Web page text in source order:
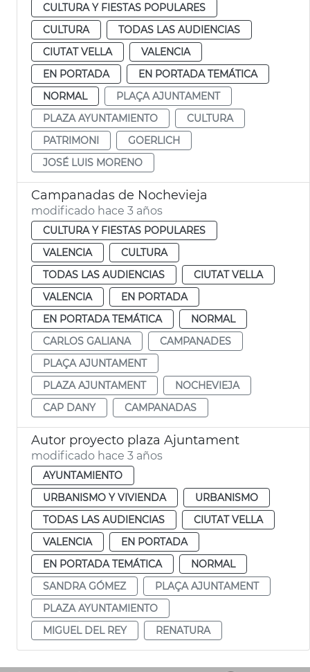
CULTURA Y FIESTAS POPULARES
CULTURA
TODAS LAS AUDIENCIAS
CIUTAT VELLA
VALENCIA
EN PORTADA
EN PORTADA TEMÁTICA
NORMAL
PLAÇA AJUNTAMENT
PLAZA AYUNTAMIENTO
CULTURA
PATRIMONI
GOERLICH
JOSÉ LUIS MORENO
Campanadas de Nochevieja
modificado hace 3 años
CULTURA Y FIESTAS POPULARES
VALENCIA
CULTURA
TODAS LAS AUDIENCIAS
CIUTAT VELLA
VALENCIA
EN PORTADA
EN PORTADA TEMÁTICA
NORMAL
CARLOS GALIANA
CAMPANADES
PLAÇA AJUNTAMENT
PLAZA AJUNTAMENT
NOCHEVIEJA
CAP DANY
CAMPANADAS
Autor proyecto plaza Ajuntament
modificado hace 3 años
AYUNTAMIENTO
URBANISMO Y VIVIENDA
URBANISMO
TODAS LAS AUDIENCIAS
CIUTAT VELLA
VALENCIA
EN PORTADA
EN PORTADA TEMÁTICA
NORMAL
SANDRA GÓMEZ
PLAÇA AJUNTAMENT
PLAZA AYUNTAMIENTO
MIGUEL DEL REY
RENATURA